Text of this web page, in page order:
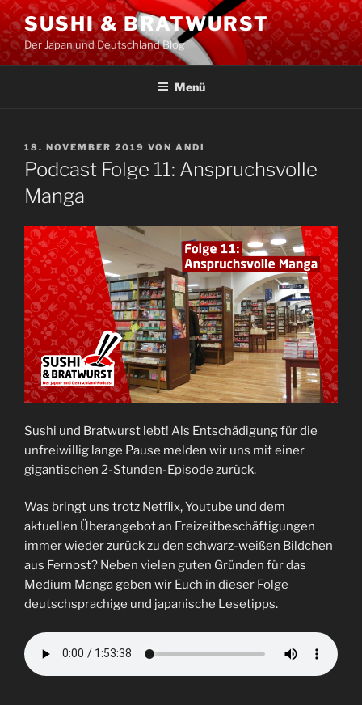
Zum
Inhalt
springen
SUSHI & BRATWURST
Der Japan und Deutschland Blog
Menü
VERÖFFENTLICHT
AM
18. NOVEMBER 2019 VON ANDI
Podcast Folge 11: Anspruchsvolle
Manga
Sushi und Bratwurst lebt! Als Entschädigung für die
unfreiwillig lange Pause melden wir uns mit einer
gigantischen 2-Stunden-Episode zurück.
Was bringt uns trotz Netflix, Youtube und dem
aktuellen Überangebot an Freizeitbeschäftigungen
immer wieder zurück zu den schwarz-weißen Bildchen
aus Fernost? Neben vielen guten Gründen für das
Medium Manga geben wir Euch in dieser Folge
deutschsprachige und japanische Lesetipps.